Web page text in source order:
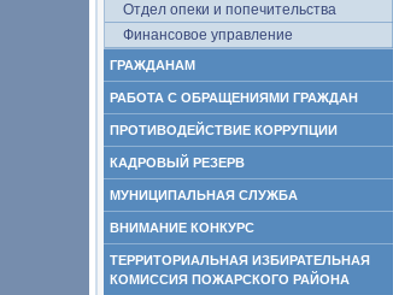
Отдел опеки и попечительства
Финансовое управление
ГРАЖДАНАМ
РАБОТА С ОБРАЩЕНИЯМИ ГРАЖДАН
ПРОТИВОДЕЙСТВИЕ КОРРУПЦИИ
КАДРОВЫЙ РЕЗЕРВ
МУНИЦИПАЛЬНАЯ СЛУЖБА
ВНИМАНИЕ КОНКУРС
ТЕРРИТОРИАЛЬНАЯ ИЗБИРАТЕЛЬНАЯ
КОМИССИЯ ПОЖАРСКОГО РАЙОНА